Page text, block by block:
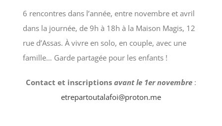
6 rencontres dans l’année, entre novembre et avril
dans la journée, de 9h à 18h à la Maison Magis, 12
rue d’Assas. À vivre en solo, en couple, avec une
famille… Garde partagée pour les enfants !
Contact et inscriptions avant le 1er novembre :
etrepartoutalafoi@proton.me